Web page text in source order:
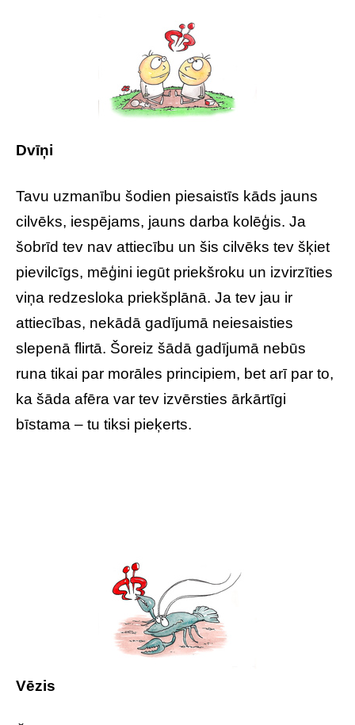
Dvīņi
Tavu uzmanību šodien piesaistīs kāds jauns
cilvēks, iespējams, jauns darba kolēģis. Ja
šobrīd tev nav attiecību un šis cilvēks tev šķiet
pievilcīgs, mēģini iegūt priekšroku un izvirzīties
viņa redzesloka priekšplānā. Ja tev jau ir
attiecības, nekādā gadījumā neiesaisties
slepenā flirtā. Šoreiz šādā gadījumā nebūs
runa tikai par morāles principiem, bet arī par to,
ka šāda afēra var tev izvērsties ārkārtīgi
bīstama – tu tiksi pieķerts.
Vēzis